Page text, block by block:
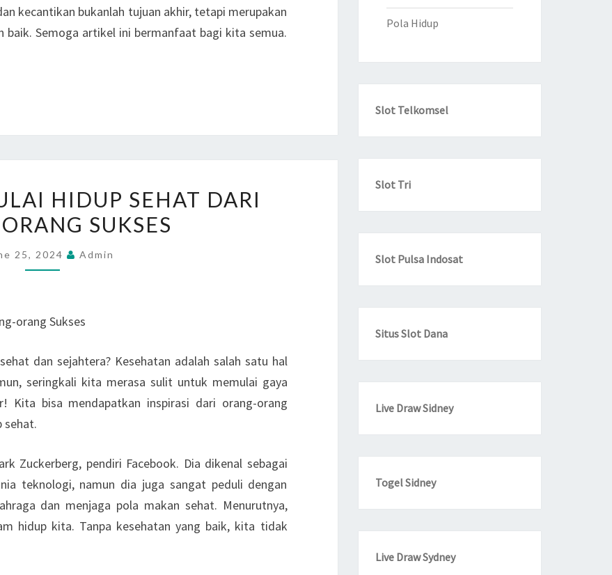
kecantikan bukanlah tujuan akhir, tetapi merupakan
baik. Semoga artikel ini bermanfaat bagi kita semua.
MEMULAI
HIDUP
DARI
SUKSES
HIDUP SEHAT DARI
SUKSES
25, 2024 Admin
orang Sukses
dan sejahtera? Kesehatan adalah salah satu hal
seringkali kita merasa sulit untuk memulai gaya
Kita bisa mendapatkan inspirasi dari orang-orang
sehat.
Zuckerberg, pendiri Facebook. Dia dikenal sebagai
teknologi, namun dia juga sangat peduli dengan
dan menjaga pola makan sehat. Menurutnya,
hidup kita. Tanpa kesehatan yang baik, kita tidak
Pola Hidup
Slot Telkomsel
Slot Tri
Slot Pulsa Indosat
Situs Slot Dana
Live Draw Sidney
Togel Sidney
Live Draw Sydney